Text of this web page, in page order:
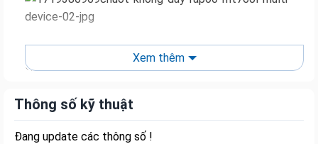
Hiệu suất vượt trội, chính xác đến từng chi
tiết
Được trang bị cảm biến quang học độ phân giải cao,
chuột không dây Rapoo MT760L Multi Device cho phép
điều chỉnh DPI lên đến 4000, giúp bạn dễ dàng làm chủ
Xem thêm
Thông số kỹ thuật
Đang update các thông số !